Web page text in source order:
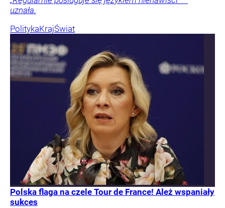
uznała.
PolitykaKrajŚwiat
Polska flaga na czele Tour de France! Ależ wspaniały
sukces